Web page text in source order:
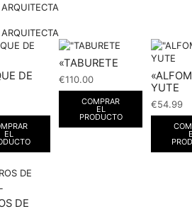
DE
EL
«TABURETE
€110.00
COMPRAR
EL
PRODUCTO
YUTE
€54.99
DE